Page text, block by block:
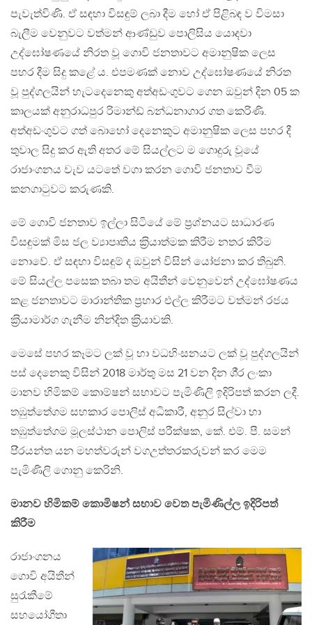
පැවැත්විණි. ඒ සඳහා විසඳුම් ලබා දීම හෝ ඒ පිළිබඳ ව විමසා
බැලීම වෙනුවට වත්මන් ආණ්ඩුව පොලිසිය යොදවා
උද්ඝෝෂණයේ නිරත වූ ගොවි ජනතාවට අමානුෂික ලෙස
පහර දීම සිදු කළේ ය. එපමණක් නොව උද්ඝෝෂණයේ නිරත
වූ පුද්ගලයින් හැටදෙනෙකු අත්අඩංගුවට ගෙන ඔවුන් දින 05 ක
කාලයක් අනුරාධපුර රිමාන්ඩ් බන්ධනාගාර ගත කෙරිණි.
අත්අඩංගුවට ගත් බොහෝ දෙනෙකුට අමානුෂික ලෙස පහර දී
තුවාල සිදු කර ඇති අතර මේ සියල්ලට ම ගොදුරු වූයේ
රාජාංගනය වැව යටතේ වගා කරන ගොවි ජනතාව වීම
කනගාටුවට කරුණකි.
මේ ගොවි ජනතාව ඉල්ලා සිටියේ මේ ප‍්‍රශ්නයට සාධාරණ
විසඳුමක් මිස ජල ව්‍යාපෘතිය ක‍්‍රියාත්මක කිරීම නතර කිරීම
නොවේ. ඒ සඳහා විසඳුම් ද ඔවුන් විසින් යෝජනා කර තිබුනි.
මේ සියල්ල පසෙක තබා තම අයිතීන් වෙනුවෙන් උද්ඝෝෂණය
කළ ජනතාවට මාරාන්තික ප‍්‍රහාර එල්ල කිරීමට වත්මන් රජය
ක‍්‍රියාමාර්ග ගැනීම නින්දිත ක‍්‍රියාවකි.
මෙසේ පහර කෑමට ලක් වූ හා වධහිංසනයට ලක් වූ පුද්ගලයින්
පස් දෙනෙකු විසින් 2018 මාර්තු මස 21 වන දින ශී‍්‍ර ලංකා
මානව හිමිකම් කොම්ෂන් සභාවට පැමිණිලි ඉදිරිපත් කරන ලදී.
තඹුත්තේගම සහකාර පොලිස් අධිකාරී, අනුර සිල්වා හා
තඹුත්තේගම මූලස්ථාන පොලිස් පරීක්ෂක, කේ. එම්. පී. සමන්
පි‍්‍රයන්ත යන මහත්වරුන් වගඋත්තරකරුවන් කර මෙම
පැමිණිලි ගොනු කෙරිනි.
මානව හිමිකම් කොමිෂන් සභාව වෙත පැමිණිල්ල ඉදිරිපත්
කිරීම
රාජාංගනය
ගොවි අයිතීන්
සුරැකීමේ
සහයෝගීතා